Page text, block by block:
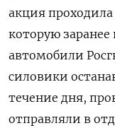
акция
которую
автомобили
силовики
течение дня,
отправляли в